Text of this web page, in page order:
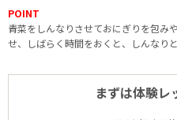
POINT
青菜をしんなりさせておにぎりを包み
せ、しばらく時間をおくと、しんなり
まずは体験レ